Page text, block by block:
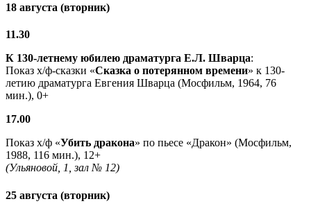
18 августа (вторник)
11.30
К 130-летнему юбилею драматурга Е.Л. Шварца:
Показ х/ф-сказки «Сказка о потерянном времени» к 130-
летию драматурга Евгения Шварца (Мосфильм, 1964, 76
мин.), 0+
17.00
Показ х/ф «Убить дракона» по пьесе «Дракон» (Мосфильм,
1988, 116 мин.), 12+
(Ульяновой, 1, зал № 12)
25 августа (вторник)